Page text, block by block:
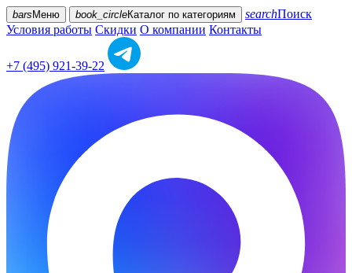
bars Меню book_circleКаталог по категориям searchПоиск
Условия работы Скидки О компании Контакты
+7 (495) 921-39-22